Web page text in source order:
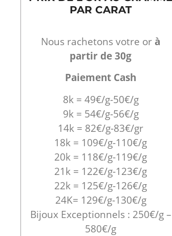
PAR CARAT
Nous rachetons votre orà
partir de 30g
Paiement Cash
8k = 49€/g-50€/g
9k = 54€/g-56€/g
14k = 82€/g-83€/gr
18k = 109€/g-110€/g
20k = 118€/g-119€/g
21k = 122€/g-123€/g
22k = 125€/g-126€/g
24K= 129€/g-130€/g
Bijoux Exceptionnels : 250€/g –
580€/g